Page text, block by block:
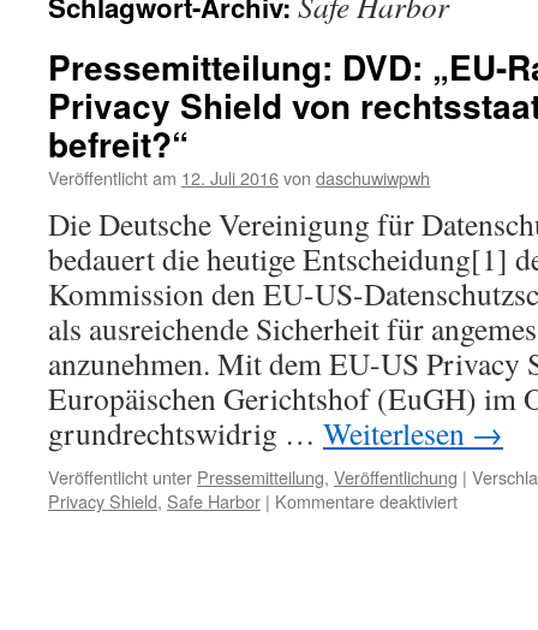
Pressemitteilung: DVD: „EU-
Privacy Shield von
befreit?“
Veröffentlicht am 12. Juli 2016von daschuwiwpwh
Die Deutsche Vereinigung für
bedauert die heutige Entscheidung[1]
Kommission den EU-US-
als ausreichende Sicherheit für
anzunehmen. Mit dem EU-US Privacy
Europäischen Gerichtshof (EuGH) im
grundrechtswidrig … Weiterlesen →
Veröffentlicht unter Pressemitteilung, Veröffentlichung |
Privacy Shield, Safe Harbor | Kommentare deaktiviertfür